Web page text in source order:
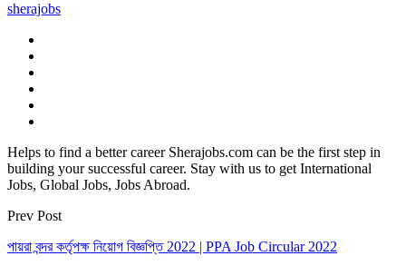
sherajobs
Helps to find a better career Sherajobs.com can be the first step in
building your successful career. Stay with us to get International
Jobs, Global Jobs, Jobs Abroad.
Prev Post
পায়রা বন্দর কর্তৃপক্ষ নিয়োগ বিজ্ঞপ্তি 2022 | PPA Job Circular 2022